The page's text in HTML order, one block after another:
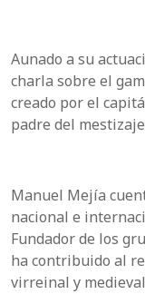
Aunado a su
charla sobre el
creado por el
padre del
Manuel Mejía
nacional e
Fundador de los
ha contribuido al
virreinal y